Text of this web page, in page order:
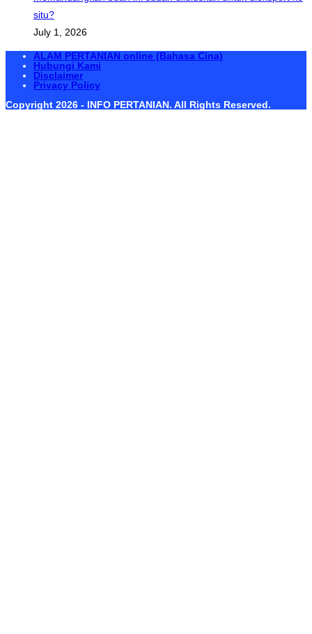
situ?
July 1, 2026
ALAM PERTANIAN online (Bahasa Cina)
Hubungi Kami
Disclaimer
Privacy Policy
Copyright 2026 - INFO PERTANIAN. All Rights Reserved.